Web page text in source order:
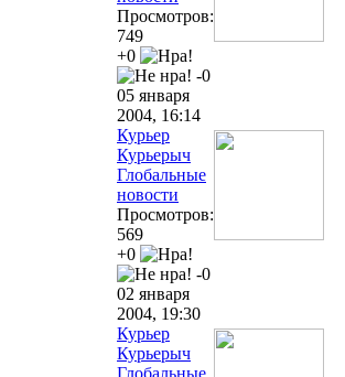
Просмотров:
749
+0
-0
05 января
2004, 16:14
Курьер
Курьерыч
Глобальные
новости
Просмотров:
569
+0
-0
02 января
2004, 19:30
Курьер
Курьерыч
Глобальные